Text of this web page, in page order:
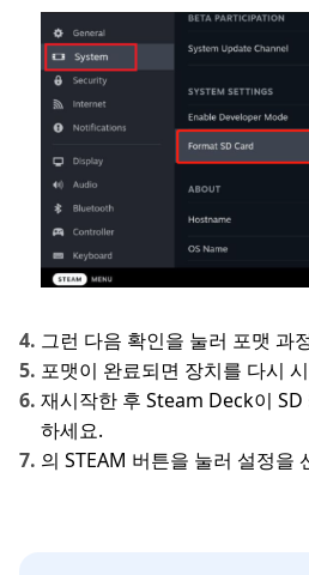
그런 다음 확인을 눌러 포맷 과
포맷이 완료되면 장치를 다시
재시작한 후 Steam Deck이
하세요.
의 STEAM 버튼을 눌러 설정을